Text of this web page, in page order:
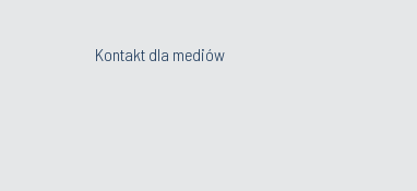
Kontakt dla mediów